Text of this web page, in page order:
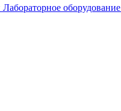
Лабораторное оборудование